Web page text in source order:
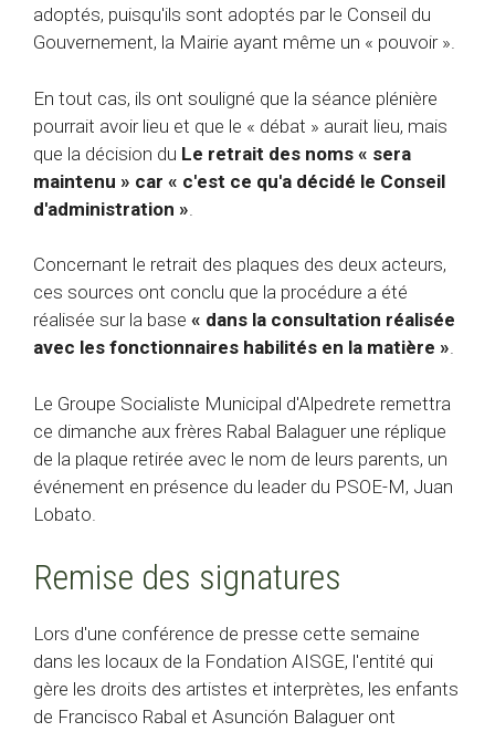
adoptés, puisqu'ils sont adoptés par le Conseil du
Gouvernement, la Mairie ayant même un « pouvoir ».
En tout cas, ils ont souligné que la séance plénière
pourrait avoir lieu et que le « débat » aurait lieu, mais
que la décision du Le retrait des noms « sera
maintenu » car « c'est ce qu'a décidé le Conseil
d'administration »
Concernant le retrait des plaques des deux acteurs,
ces sources ont conclu que la procédure a été
réalisée sur la base « dans la consultation réalisée
avec les fonctionnaires habilités en la matière ».
Le Groupe Socialiste Municipal d'Alpedrete remettra
ce dimanche aux frères Rabal Balaguer une réplique
de la plaque retirée avec le nom de leurs parents, un
événement en présence du leader du PSOE-M, Juan
Lobato.
Remise des signatures
Lors d'une conférence de presse cette semaine
dans les locaux de la Fondation AISGE, l'entité qui
gère les droits des artistes et interprètes, les enfants
de Francisco Rabal et Asunción Balaguer ont